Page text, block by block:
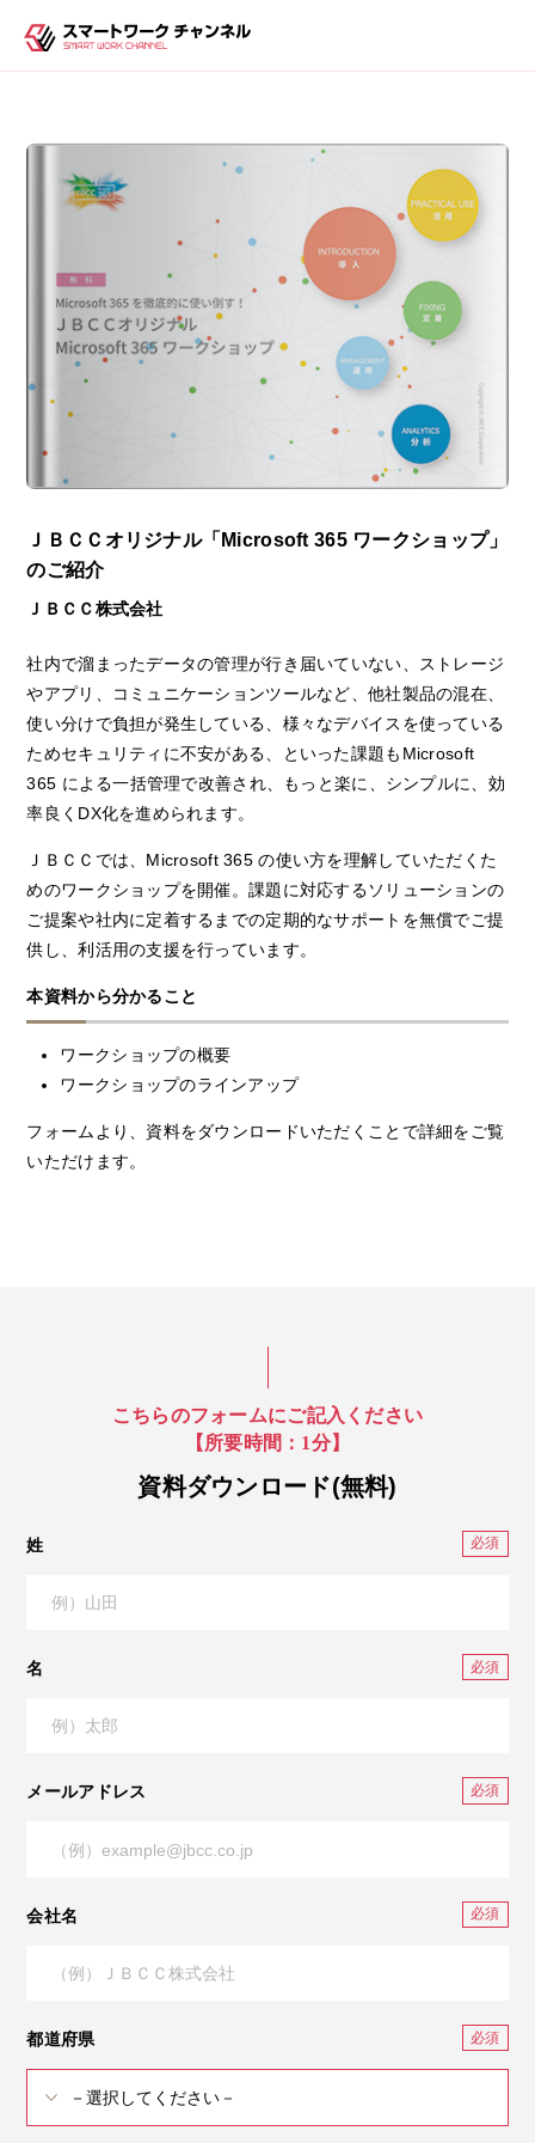
ＪＢＣＣオリジナル「Microsoft 365 ワークショップ」
のご紹介
ＪＢＣＣ株式会社
社内で溜まったデータの管理が行き届いていない、ストレージ
やアプリ、コミュニケーションツールなど、他社製品の混在、
使い分けで負担が発生している、様々なデバイスを使っている
ためセキュリティに不安がある、といった課題もMicrosoft
365 による一括管理で改善され、もっと楽に、シンプルに、効
率良くDX化を進められます。
ＪＢＣＣでは、Microsoft 365 の使い方を理解していただくた
めのワークショップを開催。課題に対応するソリューションの
ご提案や社内に定着するまでの定期的なサポートを無償でご提
供し、利活用の支援を行っています。
本資料から分かること
ワークショップの概要
ワークショップのラインアップ
フォームより、資料をダウンロードいただくことで詳細をご覧
いただけます。
こちらのフォームにご記入ください
【所要時間：1分】
資料ダウンロード(無料)
姓
名
メールアドレス
会社名
都道府県